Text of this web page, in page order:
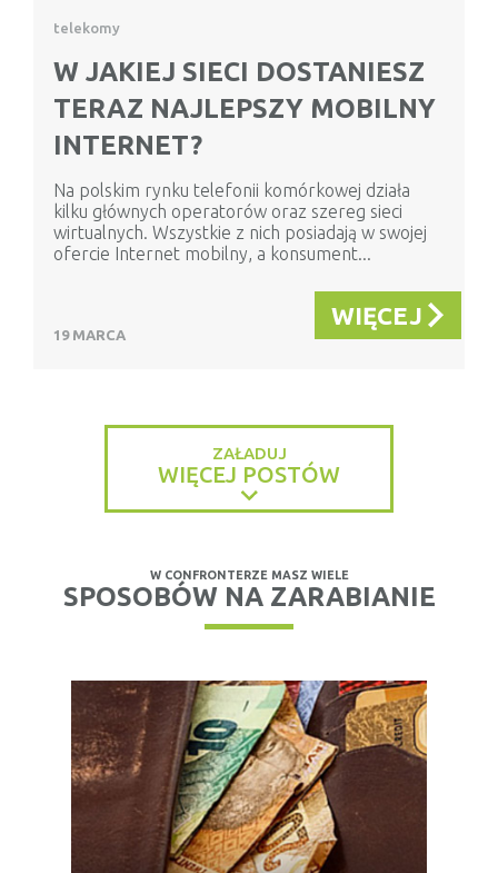
telekomy
W JAKIEJ SIECI DOSTANIESZ
TERAZ NAJLEPSZY MOBILNY
INTERNET?
Na polskim rynku telefonii komórkowej działa
kilku głównych operatorów oraz szereg sieci
wirtualnych. Wszystkie z nich posiadają w swojej
ofercie Internet mobilny, a konsument...
19 MARCA
WIĘCEJ
ZAŁADUJ
WIĘCEJ POSTÓW
W CONFRONTERZE MASZ WIELE
SPOSOBÓW NA ZARABIANIE